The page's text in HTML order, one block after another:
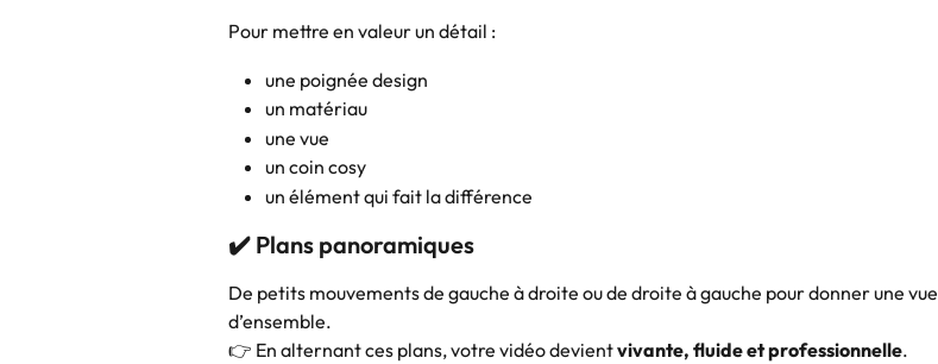
Pour mettre en valeur un détail :
une poignée design
un matériau
une vue
un coin cosy
un élément qui fait la différence
✔️ Plans panoramiques
De petits mouvements de gauche à droite ou de droite à gauche pour donner une vue
d’ensemble.
👉 En alternant ces plans, votre vidéo devient vivante, fluide et professionnelle.